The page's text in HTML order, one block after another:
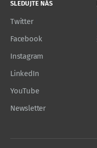
SLEDUJTE NÁS
Twitter
Facebook
Instagram
LinkedIn
YouTube
Newsletter